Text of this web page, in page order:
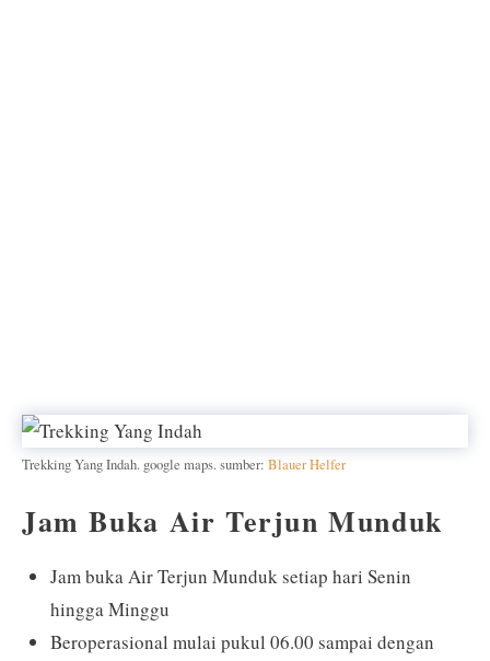
Trekking Yang Indah. google maps. sumber: Blauer Helfer
Jam Buka Air Terjun Munduk
Jam buka Air Terjun Munduk setiap hari Senin
hingga Minggu
Beroperasional mulai pukul 06.00 sampai dengan